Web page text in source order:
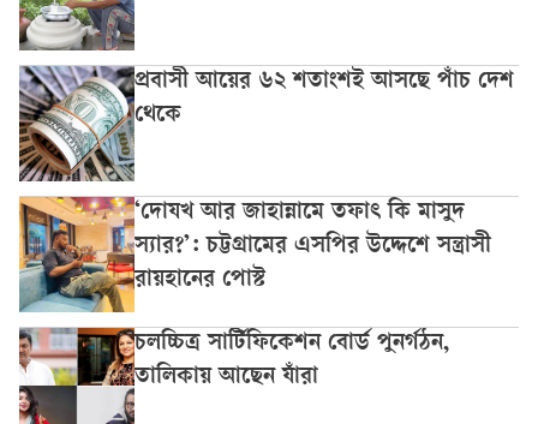
প্রবাসী আয়ের ৬২ শতাংশই আসছে পাঁচ দেশ
থেকে
‘দোযখ আর জাহান্নামে তফাৎ কি মাসুদ
স্যার?’: চট্টগ্রামের এসপির উদ্দেশে সন্ত্রাসী
রায়হানের পোস্ট
চলচ্চিত্র সার্টিফিকেশন বোর্ড পুনর্গঠন,
তালিকায় আছেন যাঁরা